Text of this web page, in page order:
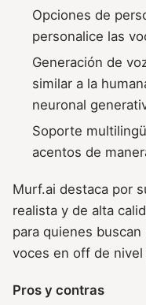
Opciones de
personalice las
Generación de
similar a la
neuronal
Soporte
acentos de
Murf.ai destaca por
realista y de alta
para quienes
voces en off de
Pros y contras